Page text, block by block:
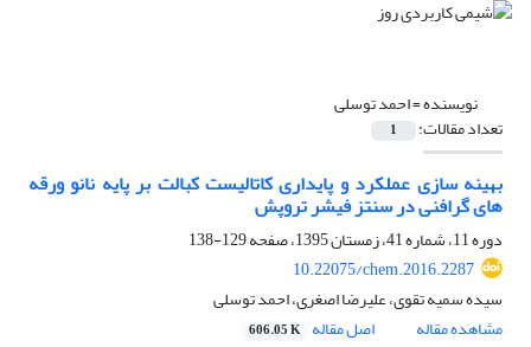
نویسنده =احمد توسلی
تعداد مقالات: 1
بهینه سازی عملکرد و پایداری کاتالیست کبالت بر پایه نانو ورقه
های گرافنی در سنتز فیشر تروپش
دوره 11، شماره 41، زمستان 1395، صفحه
129-138
10.22075/chem.2016.2287
سیده سمیه تقوی، علیرضا اصغری، احمد توسلی
مشاهده مقاله
اصل مقاله 606.05 K